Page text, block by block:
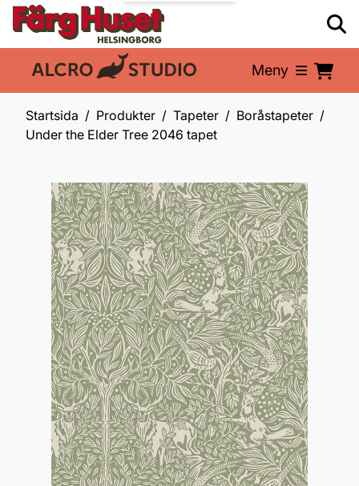
En del av: Meny
Startsida Produkter Tapeter
Boråstapeter
Under the Elder Tree 2046 tapet